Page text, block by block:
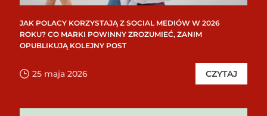
JAK POLACY KORZYSTAJĄ Z SOCIAL MEDIÓW W 2026
ROKU? CO MARKI POWINNY ZROZUMIEĆ, ZANIM
OPUBLIKUJĄ KOLEJNY POST
25 maja 2026 CZYTAJ